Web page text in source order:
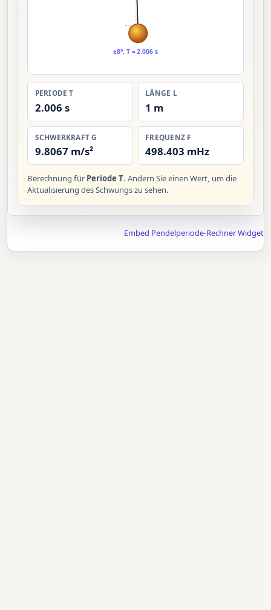
±8°, T = 2.006 s
PERIODE T
2.006 s
LÄNGE L
1 m
SCHWERKRAFT G
9.8067 m/s²
FREQUENZ F
498.403 mHz
Berechnung fürPeriode T. Ändern Sie einen Wert, um die
Aktualisierung des Schwungs zu sehen.
Embed Pendelperiode-Rechner Widget